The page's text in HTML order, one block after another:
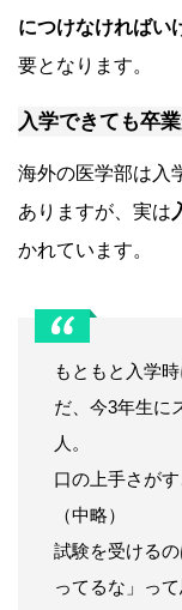
につけなければい
要となります。
入学できても卒
海外の医学部は入
ありますが、実は
かれています。
もともと入学
だ、今3年生に
人。
口の上手さがす
（中略）
試験を受ける
ってるな」っ